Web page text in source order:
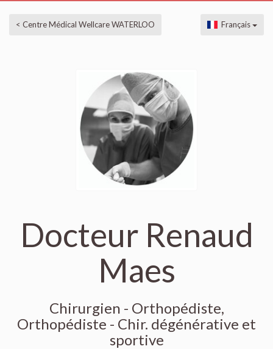
< Centre Médical Wellcare WATERLOO Français
Docteur Renaud
Maes
Chirurgien - Orthopédiste,
Orthopédiste - Chir. dégénérative et
sportive